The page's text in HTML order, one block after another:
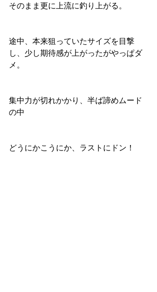
そのまま更に上流に釣り上がる。
途中、本来狙っていたサイズを目撃
し、少し期待感が上がったがやっぱダ
メ。
集中力が切れかかり、半ば諦めムード
の中
どうにかこうにか、ラストにドン！